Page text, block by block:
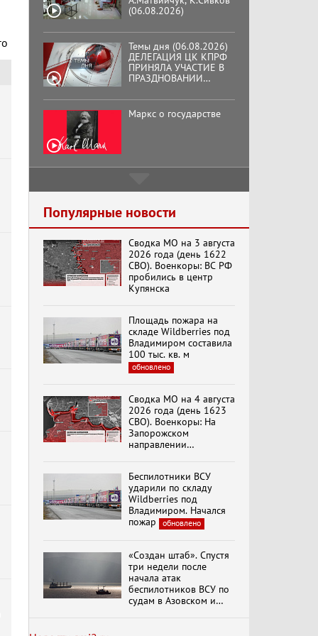
(06.08.2026)
Темы дня (06.08.2026)
ДЕЛЕГАЦИЯ ЦК КПРФ
ПРИНЯЛА УЧАСТИЕ В
ПРАЗДНОВАНИИ
ТРЕТЬЕЙ ГОДОВЩИНЫ
ОСВОБОЖДЕНИЯ ОРЛА
ОТ НЕМЕЦКО-
Маркс о государстве
кооператор
Хук слева:
«Додоговаривались...»
(11.06.2026)
Бренды Советской
эпохи "Гжель"
«Изменимся или
вымрем»
К ГРАЖДАНАМ
Г.А. Зюганова,
Председателя ЦК
КПРФ Руководителя
фракции КПРФ в
Государственной Думе
РФ (28.07.2026)
Документальный
фильм "Империализм и
Бить смелее!
В.Баранец, В.Дандыкин,
А.Матвийчук, К.Сивков
Популярные новости
Сводка МО на 3 августа
2026 года (день 1622
СВО). Военкоры: ВС РФ
пробились в центр
Купянска
Площадь пожара на
складе Wildberries под
Владимиром составила
100 тыс. кв. м
обновлено
Сводка МО на 4 августа
2026 года (день 1623
СВО). Военкоры: На
Запорожском
направлении
Степногорска
Беспилотники ВСУ
ударили по складу
Wildberries под
Владимиром. Начался
пожар
обновлено
«Создан штаб». Спустя
три недели после
начала атак
беспилотников ВСУ по
судам в Азовском и